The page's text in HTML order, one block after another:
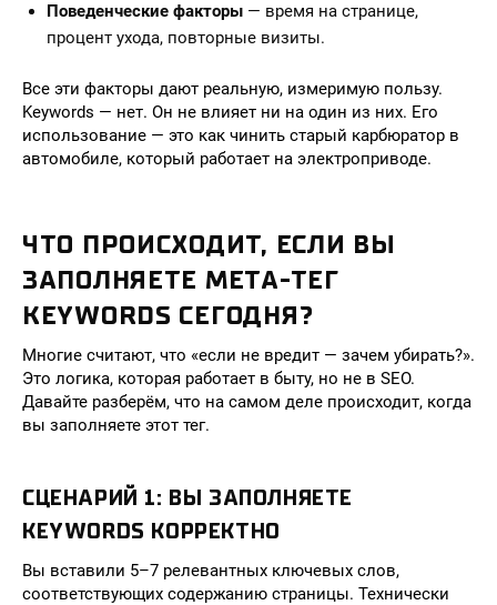
Поведенческие факторы — время на странице,
процент ухода, повторные визиты.
Все эти факторы дают реальную, измеримую пользу.
Keywords — нет. Он не влияет ни на один из них. Его
использование — это как чинить старый карбюратор в
автомобиле, который работает на электроприводе.
ЧТО ПРОИСХОДИТ, ЕСЛИ ВЫ
ЗАПОЛНЯЕТЕ МЕТА-ТЕГ
KEYWORDS СЕГОДНЯ?
Многие считают, что «если не вредит — зачем убирать?».
Это логика, которая работает в быту, но не в SEO.
Давайте разберём, что на самом деле происходит, когда
вы заполняете этот тег.
СЦЕНАРИЙ 1: ВЫ ЗАПОЛНЯЕТЕ
KEYWORDS КОРРЕКТНО
Вы вставили 5–7 релевантных ключевых слов,
соответствующих содержанию страницы. Технически